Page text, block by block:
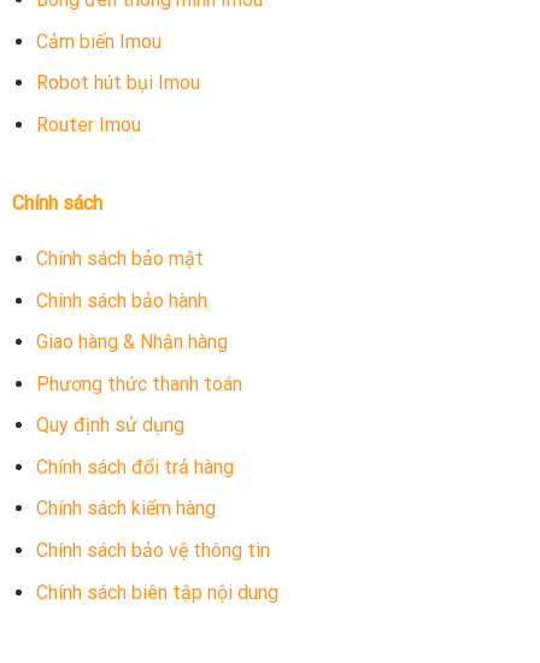
Cảm biến Imou
Robot hút bụi Imou
Router Imou
Chính sách
Chính sách bảo mật
Chính sách bảo hành
Giao hàng & Nhận hàng
Phương thức thanh toán
Quy định sử dụng
Chính sách đổi trả hàng
Chính sách kiểm hàng
Chính sách bảo vệ thông tin
Chính sách biên tập nội dung